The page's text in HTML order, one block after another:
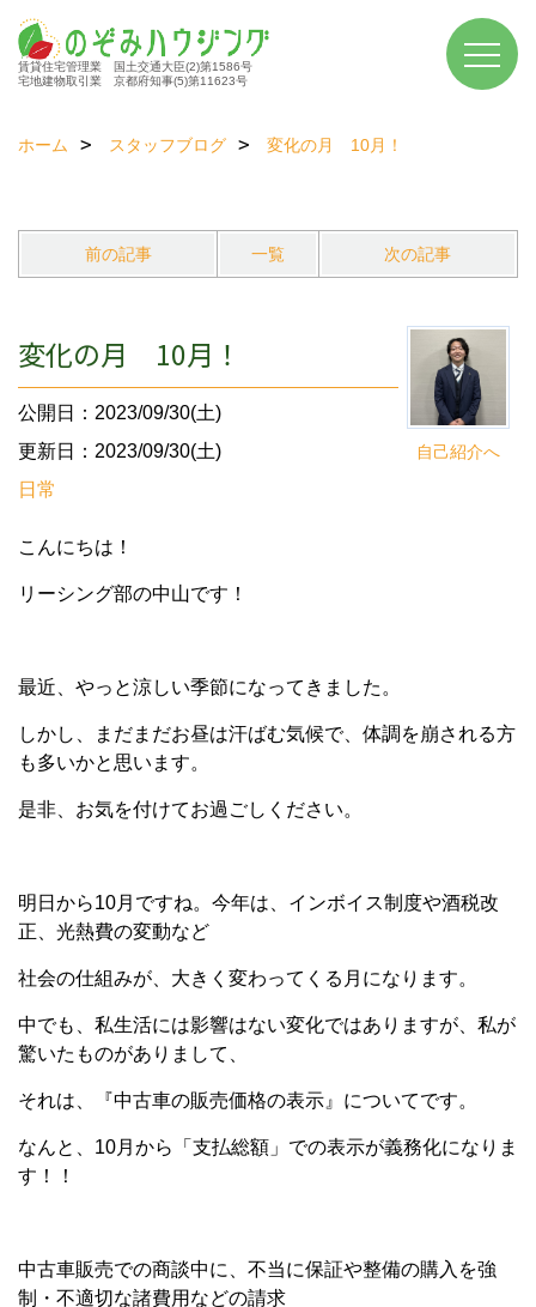
賃貸住宅管理業 国土交通大臣(2)第1586号
宅地建物取引業 京都府知事(5)第11623号
ホーム スタッフブログ 変化の月 10月！
前の記事 一覧 次の記事
自己紹介へ
変化の月 10月！
公開日：2023/09/30(土)
更新日：2023/09/30(土)
日常
こんにちは！
リーシング部の中山です！
最近、やっと涼しい季節になってきました。
しかし、まだまだお昼は汗ばむ気候で、体調を崩される方
も多いかと思います。
是非、お気を付けてお過ごしください。
明日から10月ですね。今年は、インボイス制度や酒税改
正、光熱費の変動など
社会の仕組みが、大きく変わってくる月になります。
中でも、私生活には影響はない変化ではありますが、私が
驚いたものがありまして、
それは、『中古車の販売価格の表示』についてです。
なんと、10月から「支払総額」での表示が義務化になりま
す！！
中古車販売での商談中に、不当に保証や整備の購入を強
制・不適切な諸費用などの請求